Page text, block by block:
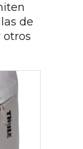
de
otros